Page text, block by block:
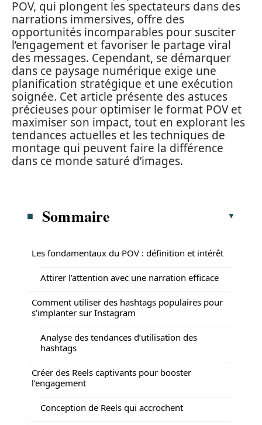
POV, qui plongent les spectateurs dans des
narrations immersives, offre des
opportunités incomparables pour susciter
l’engagement et favoriser le partage viral
des messages. Cependant, se démarquer
dans ce paysage numérique exige une
planification stratégique et une exécution
soignée. Cet article présente des astuces
précieuses pour optimiser le format POV et
maximiser son impact, tout en explorant les
tendances actuelles et les techniques de
montage qui peuvent faire la différence
dans ce monde saturé d’images.
Sommaire
Les fondamentaux du POV : définition et intérêt
Attirer l’attention avec une narration efficace
Comment utiliser des hashtags populaires pour
s’implanter sur Instagram
Analyse des tendances d’utilisation des
hashtags
Créer des Reels captivants pour booster
l’engagement
Conception de Reels qui accrochent